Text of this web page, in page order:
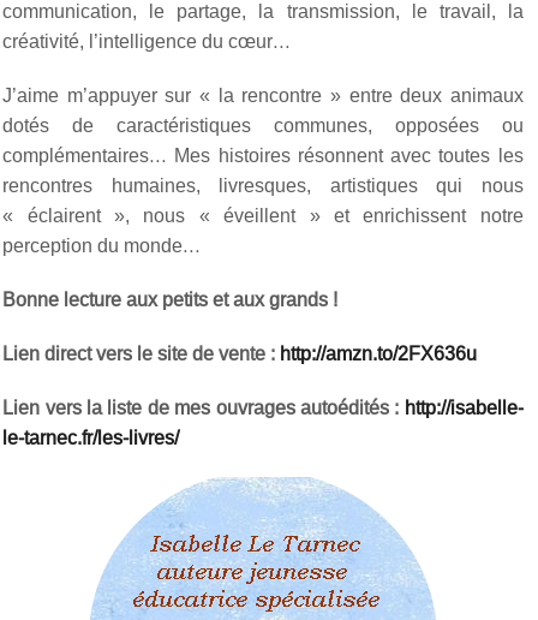
communication, le partage, la transmission, le travail, la
créativité, l’intelligence du cœur…
J’aime m’appuyer sur « la rencontre » entre deux animaux
dotés de caractéristiques communes, opposées ou
complémentaires… Mes histoires résonnent avec toutes les
rencontres humaines, livresques, artistiques qui nous
« éclairent », nous « éveillent » et enrichissent notre
perception du monde…
Bonne lecture aux petits et aux grands !
Lien direct vers le site de vente : http://amzn.to/2FX636u
Lien vers la liste de mes ouvrages autoédités : http://isabelle-
le-tarnec.fr/les-livres/